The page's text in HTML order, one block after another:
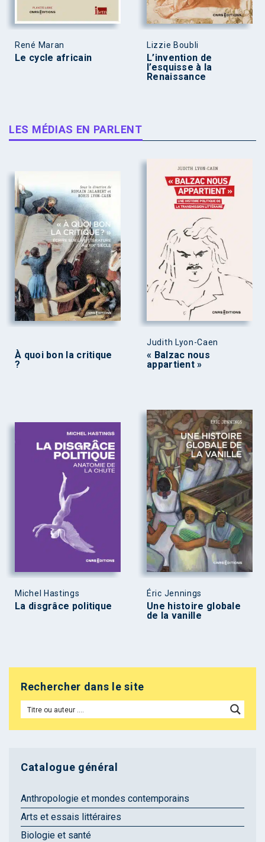
René Maran
Le cycle africain
Lizzie Boubli
L’invention de
l’esquisse à la
Renaissance
LES MÉDIAS EN PARLENT
À quoi bon la critique
?
Judith Lyon-Caen
« Balzac nous
appartient »
Michel Hastings
La disgrâce politique
Éric Jennings
Une histoire globale
de la vanille
Rechercher dans le site
Catalogue général
Anthropologie et mondes contemporains
Arts et essais littéraires
Biologie et santé